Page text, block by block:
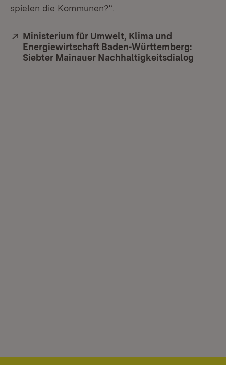
spielen die Kommunen?“.
Extern:
Ministerium für Umwelt, Klima und
Energiewirtschaft Baden-Württemberg:
Siebter Mainauer Nachhaltigkeitsdialog